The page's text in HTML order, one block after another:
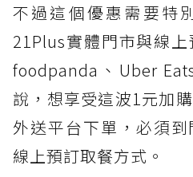
不過這個優惠需要特
21Plus實體門市與線
foodpanda、Uber
說，想享受這波1元加
外送平台下單，必須
線上預訂取餐方式。